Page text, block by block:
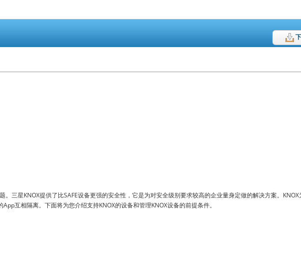
三星KNOX提供了比SAFE设备更强的安全性，它是为对安全级别要求较高的企业量身定做的解决方案。
互相隔离。下面将为您介绍支持KNOX的设备和管理KNOX设备的前提条件。